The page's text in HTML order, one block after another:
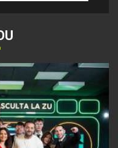
Monstru Al
Cabron vine